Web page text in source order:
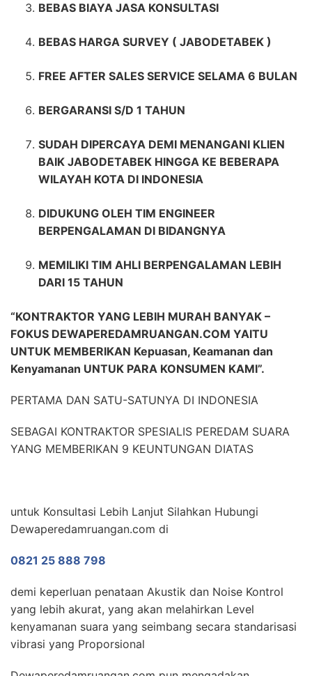
BEBAS BIAYA JASA KONSULTASI
BEBAS HARGA SURVEY ( JABODETABEK )
FREE AFTER SALES SERVICE SELAMA 6 BULAN
BERGARANSI S/D 1 TAHUN
SUDAH DIPERCAYA DEMI MENANGANI KLIEN
BAIK JABODETABEK HINGGA KE BEBERAPA
WILAYAH KOTA DI INDONESIA
DIDUKUNG OLEH TIM ENGINEER
BERPENGALAMAN DI BIDANGNYA
MEMILIKI TIM AHLI BERPENGALAMAN LEBIH
DARI 15 TAHUN
“KONTRAKTOR YANG LEBIH MURAH BANYAK –
FOKUS DEWAPEREDAMRUANGAN.COM YAITU
UNTUK MEMBERIKAN Kepuasan, Keamanan dan
Kenyamanan UNTUK PARA KONSUMEN KAMI”.
PERTAMA DAN SATU-SATUNYA DI INDONESIA
SEBAGAI KONTRAKTOR SPESIALIS PEREDAM SUARA
YANG MEMBERIKAN 9 KEUNTUNGAN DIATAS
untuk Konsultasi Lebih Lanjut Silahkan Hubungi
Dewaperedamruangan.com di
0821 25 888 798
demi keperluan penataan Akustik dan Noise Kontrol
yang lebih akurat, yang akan melahirkan Level
kenyamanan suara yang seimbang secara standarisasi
vibrasi yang Proporsional